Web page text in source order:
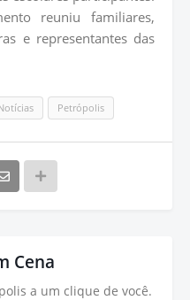
reuniu familiares,
e representantes das
Petrópolis
Cena
a um clique de você.